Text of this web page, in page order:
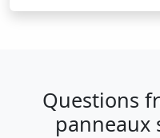
Questions
panneaux